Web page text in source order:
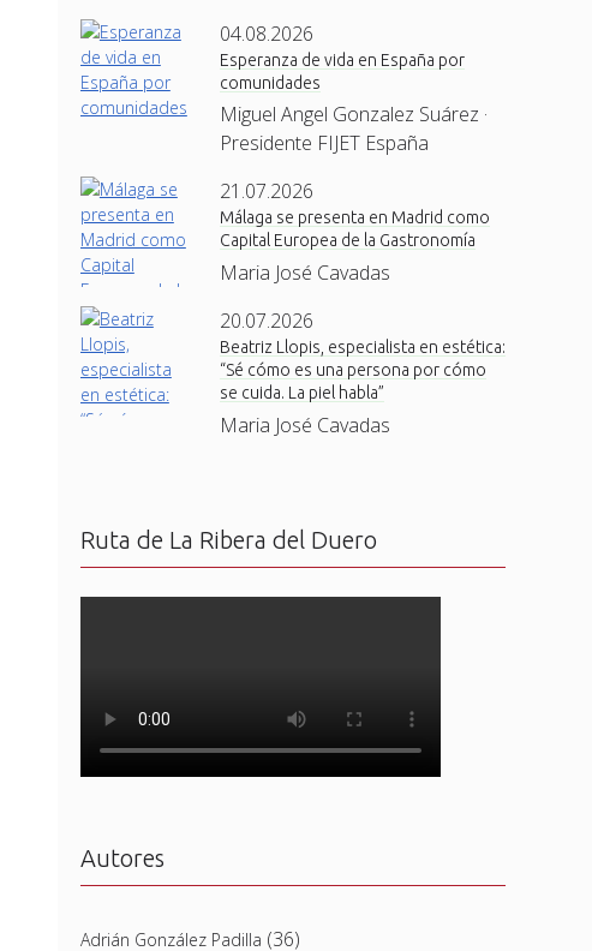
04.08.2026
Esperanza de vida en España por
comunidades
Miguel Angel Gonzalez Suárez ·
Presidente FIJET España
21.07.2026
Málaga se presenta en Madrid como
Capital Europea de la Gastronomía
Maria José Cavadas
20.07.2026
Beatriz Llopis, especialista en estética:
“Sé cómo es una persona por cómo
se cuida. La piel habla”
Maria José Cavadas
Ruta de La Ribera del Duero
Autores
Adrián González Padilla (36)